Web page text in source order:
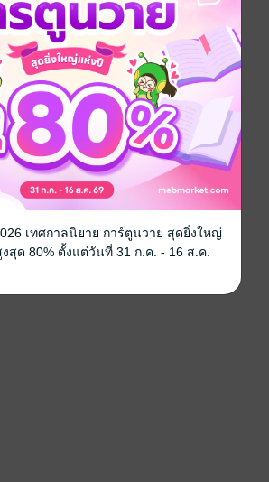
เทศกาลนิยาย การ์ตูนวาย สุดยิ่งใหญ่
สุด 80% ตั้งแต่วันที่ 31 ก.ค. - 16 ส.ค.